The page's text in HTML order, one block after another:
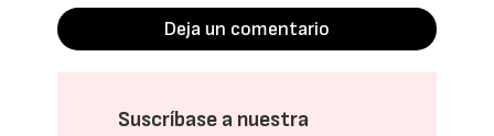
Deja un comentario
Suscríbase a nuestra